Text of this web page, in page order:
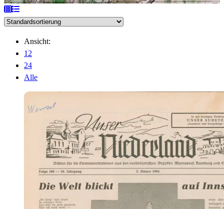
Ansicht:
12
24
Alle